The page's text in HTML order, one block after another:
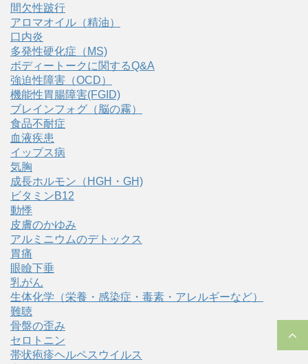
間欠性跛行
アロマオイル（精油）
口内炎
多発性硬化症（MS)
ボディートークに関するQ&A
強迫性障害（OCD）
機能性胃腸障害(FGID)
ブレインフォグ（脳の霧）
食品不耐症
血液疾患
イップス病
気胸
成長ホルモン（HGH・GH)
ビタミンB12
動悸
皮膚のかゆみ
アルミニウムのデトックス
胃痛
眼瞼下垂
乳がん
生体化学（栄養・感染症・毒素・アレルギーなど）
難聴
骨盤の歪み
セロトニン
帯状疱疹ヘルペスウイルス